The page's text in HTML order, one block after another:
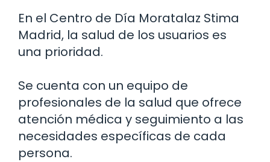
En el Centro de Día Moratalaz Stima
Madrid, la salud de los usuarios es
una prioridad.
Se cuenta con un equipo de
profesionales de la salud que ofrece
atención médica y seguimiento a las
necesidades específicas de cada
persona.